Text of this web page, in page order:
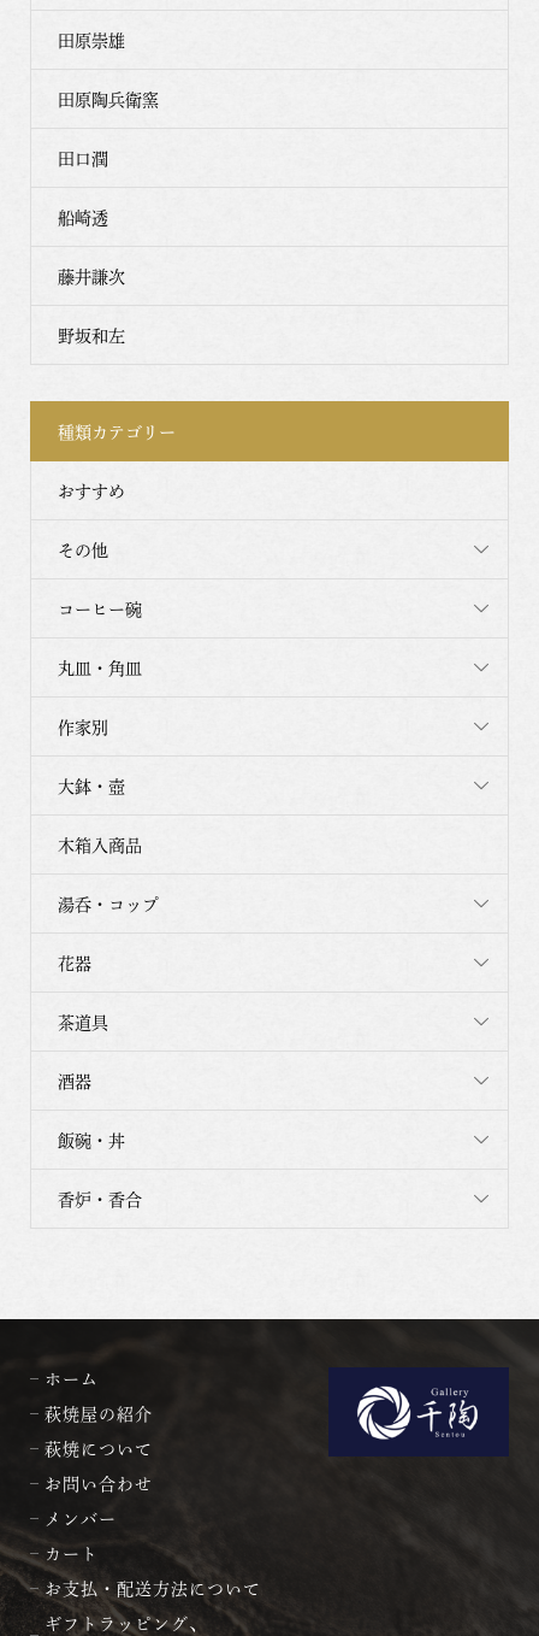
田原崇雄
田原陶兵衛窯
田口潤
船崎透
藤井謙次
野坂和左
種類カテゴリー
おすすめ
その他
コーヒー碗
丸皿・角皿
作家別
大鉢・壺
木箱入商品
湯呑・コップ
花器
茶道具
酒器
飯碗・丼
香炉・香合
ホーム
萩焼屋の紹介
萩焼について
お問い合わせ
メンバー
カート
お支払・配送方法について
ギフトラッピング、